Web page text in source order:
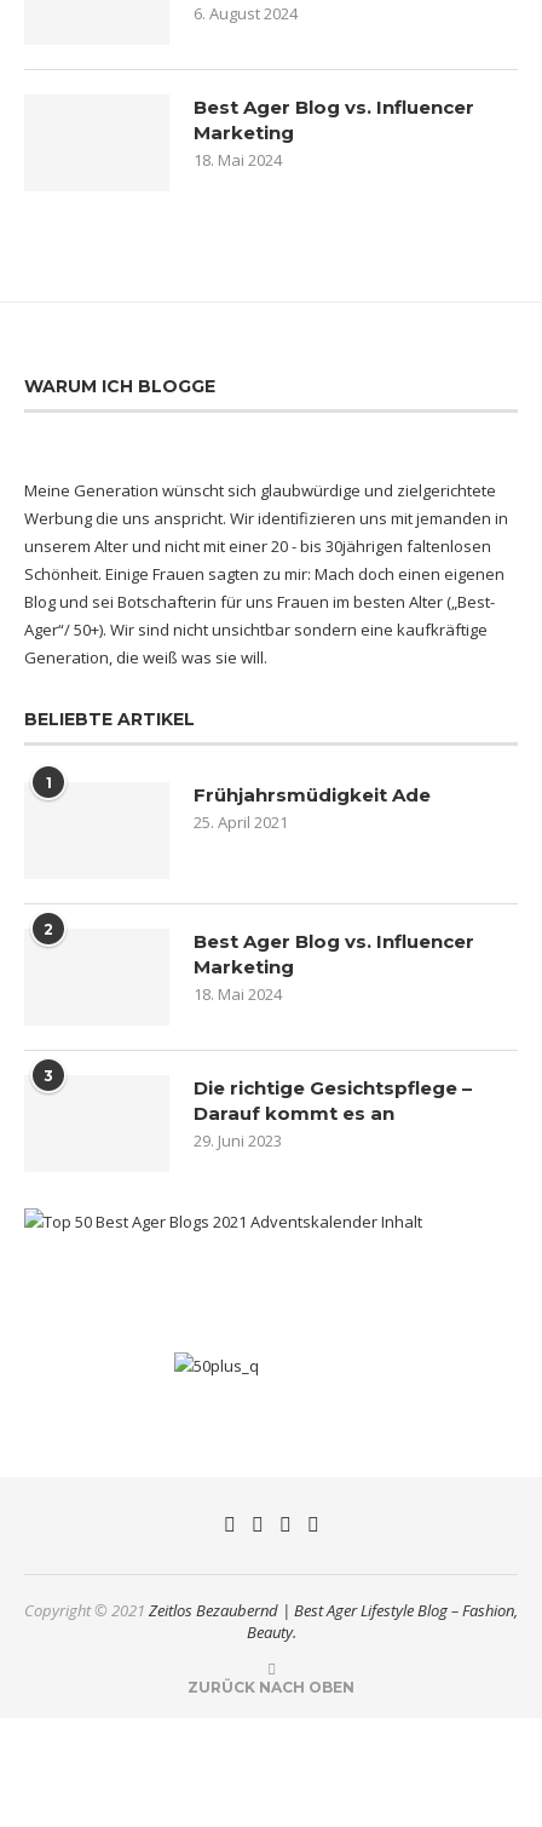
6. August 2024
Best Ager Blog vs. Influencer
Marketing
18. Mai 2024
WARUM ICH BLOGGE
Meine Generation wünscht sich glaubwürdige und zielgerichtete
Werbung die uns anspricht. Wir identifizieren uns mit jemanden in
unserem Alter und nicht mit einer 20 - bis 30jährigen faltenlosen
Schönheit. Einige Frauen sagten zu mir: Mach doch einen eigenen
Blog und sei Botschafterin für uns Frauen im besten Alter („Best-
Ager“/ 50+). Wir sind nicht unsichtbar sondern eine kaufkräftige
Generation, die weiß was sie will.
BELIEBTE ARTIKEL
1 Frühjahrsmüdigkeit Ade
25. April 2021
2
Best Ager Blog vs. Influencer
Marketing
18. Mai 2024
3
Die richtige Gesichtspflege –
Darauf kommt es an
29. Juni 2023
Copyright © 2021 Zeitlos Bezaubernd | Best Ager Lifestyle Blog – Fashion,
Beauty.
ZURÜCK NACH OBEN